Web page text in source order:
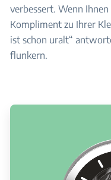
verbessert. Wenn
Kompliment zu Ihrer
ist schon uralt“
flunkern.